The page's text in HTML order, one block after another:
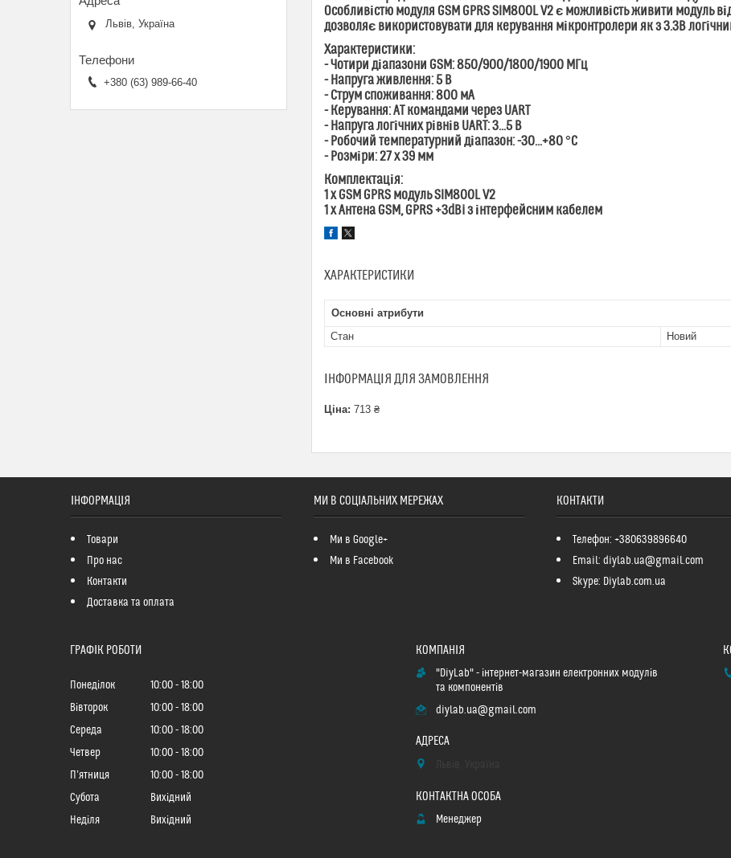
Особливістю модуля GSM GPRS SIM800L V2 є можливість живити модуль
дозволяє використовувати для керування мікронтролери як з 3.3В
Характеристики:
- Чотири діапазони GSM: 850/900/1800/1900 МГц
- Напруга живлення: 5 В
- Струм споживання: 800 мА
- Керування: АТ командами через UART
- Напруга логічних рівнів UART: 3...5 В
- Робочий температурний діапазон: -30...+80 °C
- Розміри: 27 x 39 мм
Комплектація:
1 х GSM GPRS модуль SIM800L V2
1 х Антена GSM, GPRS +3dBi з інтерфейсним кабелем
ХАРАКТЕРИСТИКИ
Основні атрибути
Стан
Новий
ІНФОРМАЦІЯ ДЛЯ ЗАМОВЛЕННЯ
Ціна: 713 ₴
Львів, Україна
+380 (63) 989-66-40
ІНФОРМАЦІЯ
Товари
Про нас
Контакти
Доставка та оплата
МИ В СОЦІАЛЬНИХ МЕРЕЖАХ
Ми в Google+
Ми в Facebook
КОНТАКТИ
Телефон: +380639896640
Email: diylab.ua@gmail.com
Skype: Diylab.com.ua
ГРАФІК РОБОТИ
Понеділок 10:00
18:00
Вівторок
10:00
18:00
Середа
10:00
18:00
Четвер
10:00
18:00
Пʼятниця
10:00
18:00
Субота
Вихідний
Неділя
Вихідний
"DiyLab" - інтернет-магазин електронних модулів
та компонентів
diylab.ua@gmail.com
Менеджер